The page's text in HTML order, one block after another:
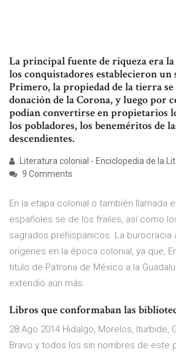
La principal fuente de riqueza era
los conquistadores establecieron un
Primero, la propiedad de la tierra
donación de la Corona, y luego por
podían convertirse en propietarios
los pobladores, los beneméritos de
descendientes.
Literatura colonial - Enciclopedia de la
9 Comments
En la etapa colonial o también llamada
españoles se de los frailes, así como
sagrados prehispánicos. La burocracia
orígenes en la época colonial, ya que,
título de Patrona de México a la
extendió aún más.
Libros que conformaban las
28 Ago 2014 Hidalgo, Morelos, Iturbide,
Bravo y todos los sin nombres de este